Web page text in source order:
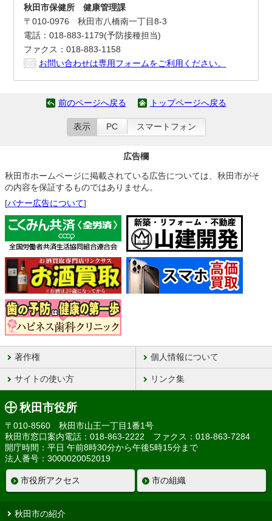
秋田市保健所 健康管理課
〒010-0976 秋田市八橋南一丁目8-3
電話：018-883-1179(予防接種担当)
ファクス：018-883-1158
お問い合わせは専用フォームをご利用ください。
前のページへ戻る トップページへ戻る
表示 PC スマートフォン
広告欄
秋田市ホームページに掲載されている広告については、秋田市がそ
の内容を保証するものではありません。
[バナー広告について]
著作権 個人情報について
サイトの使い方 リンク集
秋田市役所
〒010-8560 秋田市山王一丁目1番1号
秋田市窓口案内電話：018-863-2222 ファクス：018-863-7284
開庁時間：平日 午前8時30分から午後5時15分まで
法人番号：3000020052019
市役所アクセス 市の組織
秋田市の紹介